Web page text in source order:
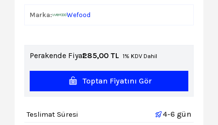
Marka: Wefood
Perakende Fiyat:285,00 TL 1% KDV Dahil
Toptan Fiyatını Gör
Teslimat Süresi 4-6 gün